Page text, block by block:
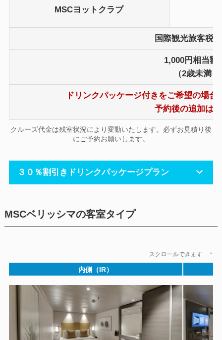
MSCヨットクラブ
国際観光旅客税
1,000円相当額
（2歳未満
ドリンクパッケージ付きをご希望の場
予約後の追加は
クルーズ代金は残室状況により変動いたします。必ずお見積り後
にご予約お願いします。
３０％割引きドリンクパッケージプラン
MSCベリッシマの客室タイプ
スクロールできます
内側（IR）